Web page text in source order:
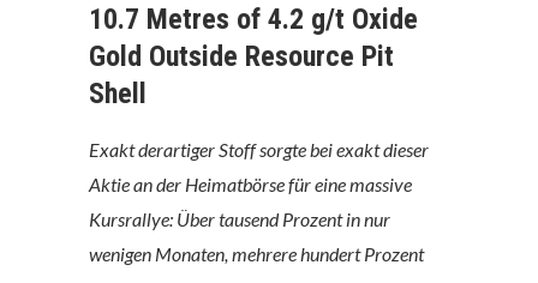
10.7 Metres of 4.2 g/t Oxide
Gold Outside Resource Pit
Shell
Exakt derartiger Stoff sorgte bei exakt dieser
Aktie an der Heimatbörse für eine massive
Kursrallye: Über tausend Prozent in nur
wenigen Monaten, mehrere hundert Prozent